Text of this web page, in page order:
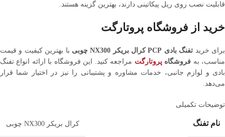
قابلیت نصب روی ریل پیکاتینی دارند، بهترین گزینه هستند.
خرید از فروشگاه پروتارگت
برای خرید تفنگ بادی PCP کرال بریکر NX300 چوبی
با بهترین کیفیت و قیمت
مناسب، به فروشگاهپروتارگت مراجعه کنید. این فروشگاه با ارائه انواع تفنگ
بادی و لوازم جانبی، خدمات مشاوره و پشتیبانی را نیز در اختیار شما قرار
می‌دهد.
توضیحات تکمیلی
نام تفنگ کرال بریکر NX300 چوبی